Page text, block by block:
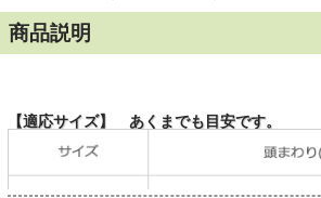
商品説明
【適応サイズ】 あくまでも目安です。